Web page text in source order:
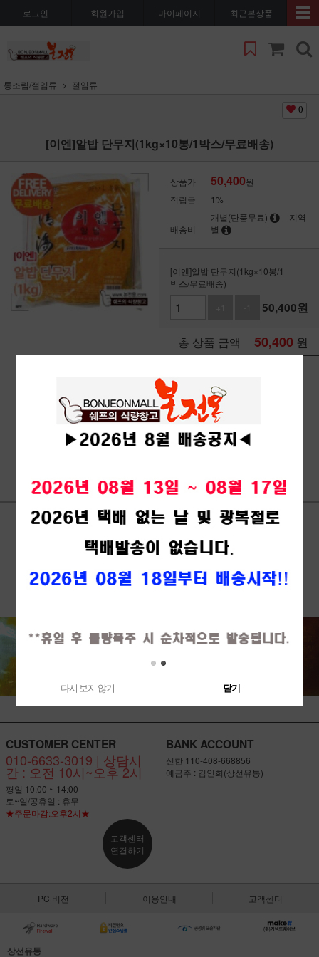
로그인 회원가입 마이페이지 최근본상품
통조림/절임류 절임류
0
[이엔]알밥 단무지(1kg×10봉/1박스/무료배송)
상품가 50,400원
적립금
1%
배송비
개별(단품무료)
지역
별
[이엔]알밥 단무지(1kg×10봉/1
박스/무료배송)
50,400원
총 상품 금액 50,400 원
상세정보 새창 열기
상세 정보를 확대해 보실 수 있습니다.
CUSTOMER CENTER
010-6633-3019 | 상담시
간 : 오전 10시~오후 2시
평일 10:00 ~ 14:00
토~일/공휴일 : 휴무
★주문마감:오후2시★
고객센터
연결하기
BANK ACCOUNT
신한 110-408-668856
예금주 : 김인희(상선유통)
PC 버전 이용안내 고객센터
상선유통
다시 보지 않기 닫기